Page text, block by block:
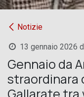
Notizie
13 gennaio 2026
Gennaio da
straordinara